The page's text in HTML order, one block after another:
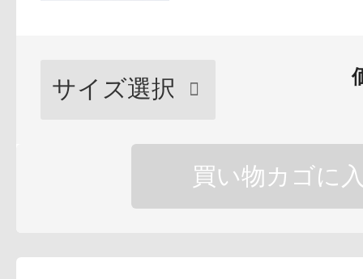
スキンクリア
買い物カゴに